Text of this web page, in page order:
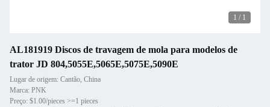
1 / 1
AL181919 Discos de travagem de mola para modelos de
trator JD 804,5055E,5065E,5075E,5090E
Lugar de origem: Cantão, China
Marca: PNK
Preço: $1.00/pieces >=1 pieces